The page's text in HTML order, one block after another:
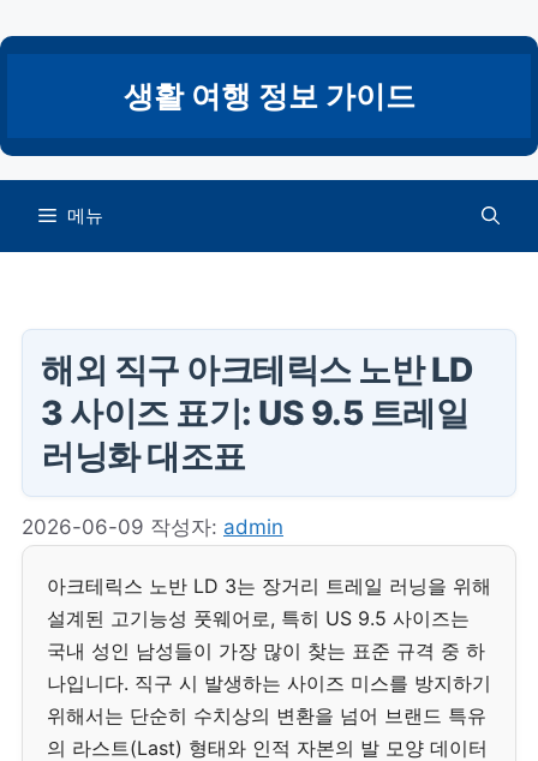
텐
건
너
생활 여행 정보 가이드
메뉴
해외 직구 아크테릭스 노반 LD
3 사이즈 표기: US 9.5 트레일
러닝화 대조표
2026-06-09 작성자: admin
아크테릭스 노반 LD 3는 장거리 트레일 러닝을 위해
설계된 고기능성 풋웨어로, 특히 US 9.5 사이즈는
국내 성인 남성들이 가장 많이 찾는 표준 규격 중 하
나입니다. 직구 시 발생하는 사이즈 미스를 방지하기
위해서는 단순히 수치상의 변환을 넘어 브랜드 특유
의 라스트(Last) 형태와 인적 자본의 발 모양 데이터